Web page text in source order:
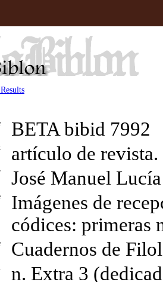
BETA bibid 7992
artículo de
José Manuel
Imágenes de
códices: primeras
Cuadernos de
n. Extra 3